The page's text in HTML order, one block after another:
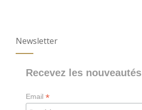
Newsletter
Recevez les nouveautés
Email*